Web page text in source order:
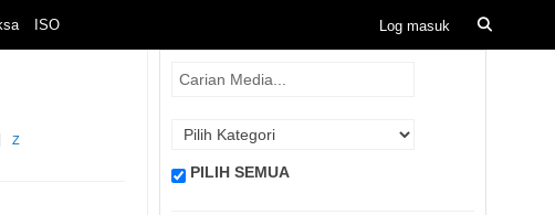
ISO
Z
PILIH SEMUA